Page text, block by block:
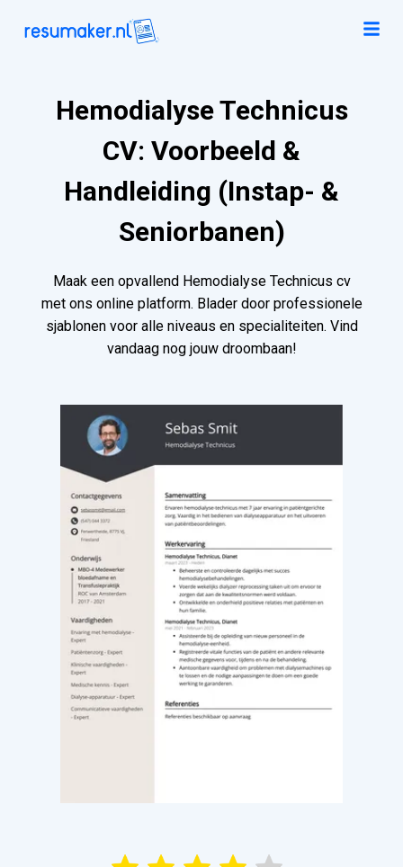
Hemodialyse Technicus
CV: Voorbeeld &
Handleiding (Instap- &
Seniorbanen)
Maak een opvallend Hemodialyse Technicus cv
met ons online platform. Blader door professionele
sjablonen voor alle niveaus en specialiteiten. Vind
vandaag nog jouw droombaan!